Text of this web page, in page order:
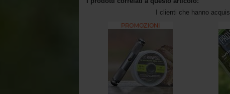
I clienti che hanno